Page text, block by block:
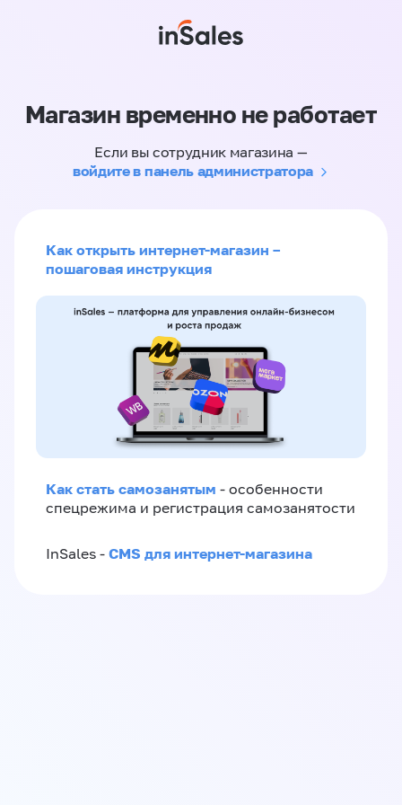
Магазин временно не работает
Если вы сотрудник магазина —
войдите в панель администратора
Как открыть интернет-магазин –
пошаговая инструкция
Как стать самозанятым - особенности
спецрежима и регистрация самозанятости
InSales - CMS для интернет-магазина